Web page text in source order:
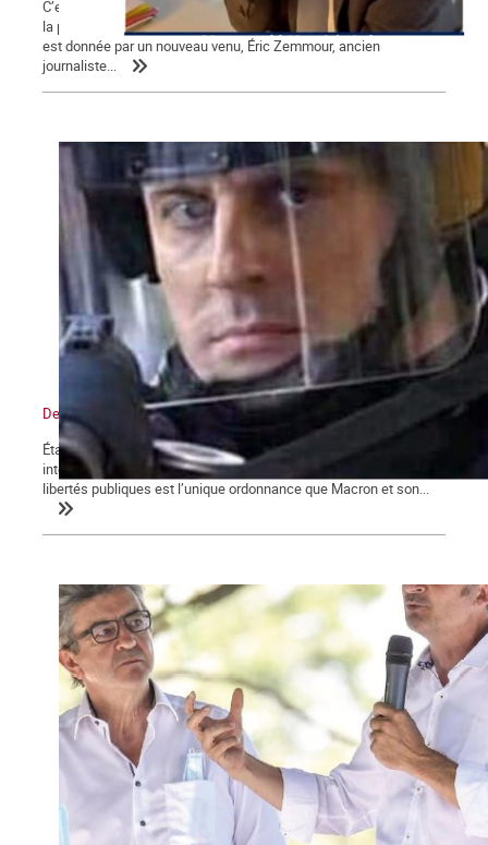
C’est une campagne présidentielle encore plus nauséabonde que
la précédente. Une campagne « à droite toute » dont la mesure
est donnée par un nouveau venu, Éric Zemmour, ancien
journaliste...
De l’état d’urgence sanitaire à l’État policier
État d’urgence, confinements, couvre-feu, attestations de sorties,
interdictions de rassemblements, la restriction des droits et
libertés publiques est l’unique ordonnance que Macron et son...